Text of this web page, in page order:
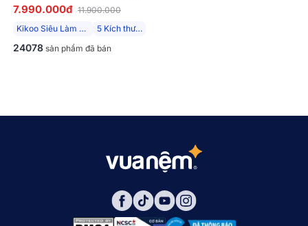
HYBRID TỪ ĐỨC
7.990.000đ 11.900.000
Kikoo Siêu Làm Mát
5 Kích thước
24078 sản phẩm đã bán